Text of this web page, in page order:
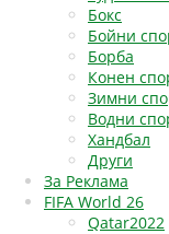
Бокс
Бойни
Борба
Конен
Зимни
Водни
Хандбал
Други
За Реклама
FIFA World 26
Qatar2022